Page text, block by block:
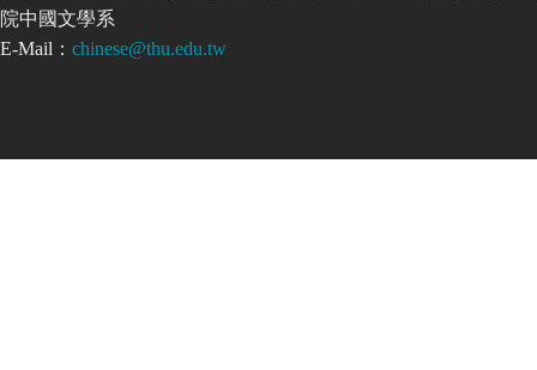
院中國文學系
E-Mail： chinese@thu.edu.tw